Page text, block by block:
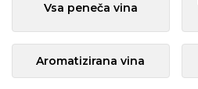
Vsa peneča vina
Aromatizirana vina